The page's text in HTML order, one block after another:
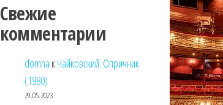
Свежие
комментарии
domna кЧайковский. Опричник
(1980)
29.05.2023